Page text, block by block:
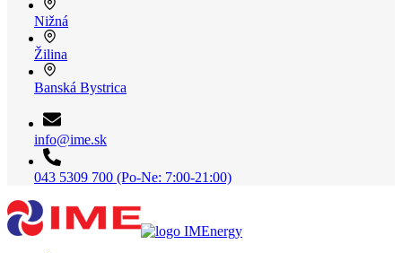
Nižná
Žilina
Banská Bystrica
info@ime.sk
043 5309 700 (Po-Ne: 7:00-21:00)